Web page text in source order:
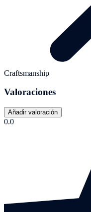
Craftsmanship
Valoraciones
Añadir valoración
0.0